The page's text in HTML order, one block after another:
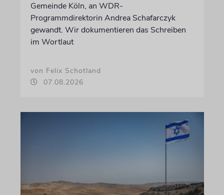
Gemeinde Köln, an WDR-
Programmdirektorin Andrea Schafarczyk
gewandt. Wir dokumentieren das Schreiben
im Wortlaut
von Felix Schotland
07.08.2026